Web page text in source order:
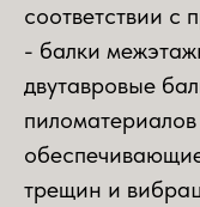
соответствии с
- балки
двутавровые
трещин и